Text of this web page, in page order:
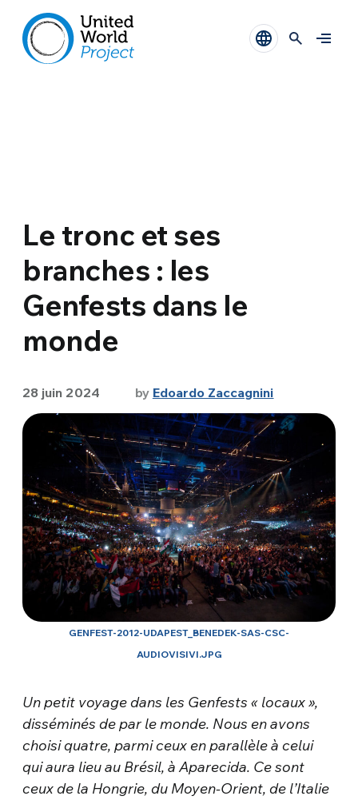
Le tronc et ses
branches : les
Genfests dans le
monde
28 juin 2024 by Edoardo Zaccagnini
GENFEST-2012-UDAPEST_BENEDEK-SAS-CSC-
AUDIOVISIVI.JPG
Un petit voyage dans les Genfests « locaux »,
disséminés de par le monde. Nous en avons
choisi quatre, parmi ceux en parallèle à celui
qui aura lieu au Brésil, à Aparecida. Ce sont
ceux de la Hongrie, du Moyen-Orient, de l’Italie